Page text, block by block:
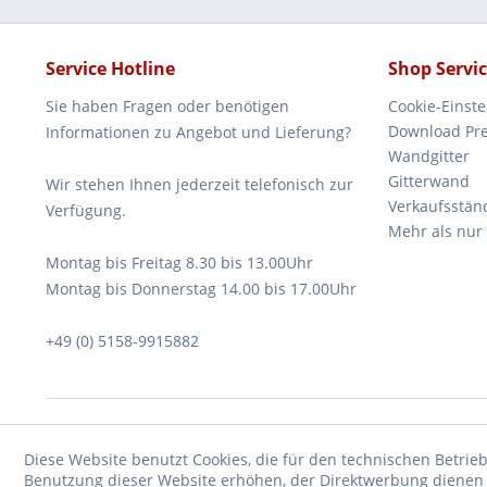
Service Hotline
Sie haben Fragen oder benötigen
Informationen zu Angebot und Lieferung?
Wir stehen Ihnen jederzeit telefonisch zur
Verfügung.
Montag bis Freitag 8.30 bis 13.00Uhr
Montag bis Donnerstag 14.00 bis 17.00Uhr
+49 (0) 5158-9915882
Shop
Cookie-
Download
Wandgitter
Gitterwand
Mehr als nur
Diese Website benutzt Cookies, die für den technischen
Benutzung dieser Website erhöhen, der Direktwerbung